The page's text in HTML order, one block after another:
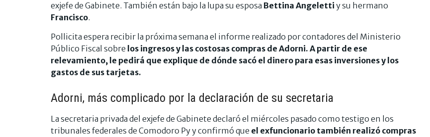
exjefe de Gabinete. También están bajo la lupa su esposa Bettina Angeletti y su hermano
Francisco.
Pollicita espera recibir la próxima semana el informe realizado por contadores del Ministerio
Público Fiscal sobre los ingresos y las costosas compras de Adorni. A partir de ese
relevamiento, le pedirá que explique de dónde sacó el dinero para esas inversiones y los
gastos de sus tarjetas.
Adorni, más complicado por la declaración de su secretaria
La secretaria privada del exjefe de Gabinete declaró el miércoles pasado como testigo en los
tribunales federales de Comodoro Py y confirmó que el exfuncionario también realizó compras